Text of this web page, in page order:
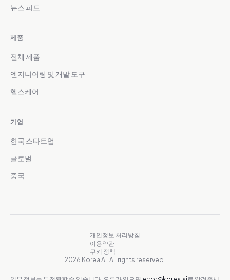
뉴스 피드
제품
전체 제품
엔지니어링 및 개발 도구
헬스케어
기업
한국 스타트업
글로벌
중국
개인정보 처리방침
이용약관
쿠키 정책
2026 Korea AI. All rights reserved.